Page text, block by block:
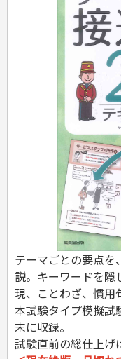
看護・薬学
ケアマネジャー
介護・社会福祉士
司法書士・社労士
行政書士・宅建
衛生管理・運行
建築・土木
電気・危険物
調理師
スキル・キャリ
危険物取扱者
消防設備士
登録販売者
その他資格試験
ビジネス・法律
簿記・経理・税
その他ビジネス
自己啓発
ビジネス読み物
国内・海外旅行
国外旅行
国内旅行
散歩・グルメ
地理・歴史
地理・地図
成美文庫
その他文庫
ダイアリー
プラチナダイア
テーマごとの要点を
説。キーワードを隠
現、ことわざ、慣用
本試験タイプ模擬試
末に収録。
試験直前の総仕上げ